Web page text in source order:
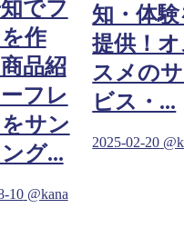
でフ
作
品紹
フレ
サン
グ...
10 @kana
知・体
提供！
スメの
ビス・...
2025-02-20